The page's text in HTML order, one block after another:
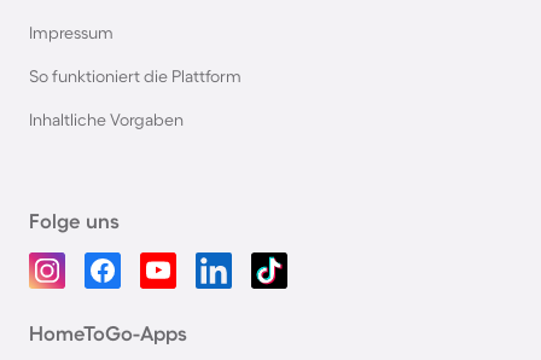
Impressum
So funktioniert die Plattform
Inhaltliche Vorgaben
Folge uns
HomeToGo-Apps